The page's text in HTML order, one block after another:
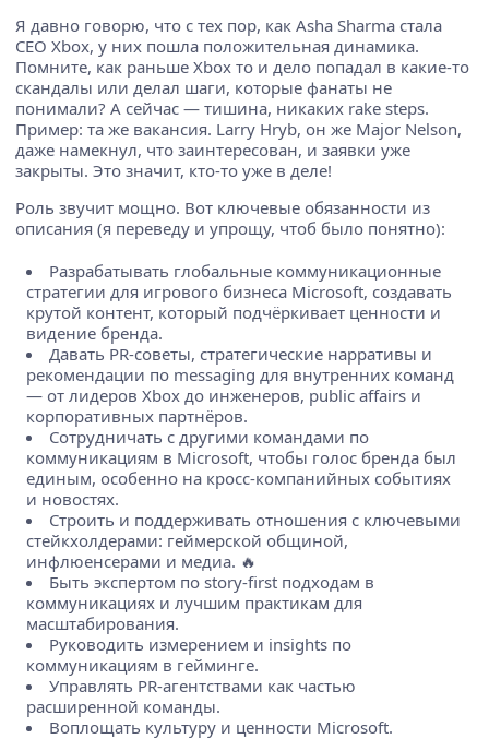
Я давно говорю, что с тех пор, как Asha Sharma стала
CEO Xbox, у них пошла положительная динамика.
Помните, как раньше Xbox то и дело попадал в какие-то
скандалы или делал шаги, которые фанаты не
понимали? А сейчас — тишина, никаких rake steps.
Пример: та же вакансия. Larry Hryb, он же Major Nelson,
даже намекнул, что заинтересован, и заявки уже
закрыты. Это значит, кто-то уже в деле!
Роль звучит мощно. Вот ключевые обязанности из
описания (я переведу и упрощу, чтоб было понятно):
Разрабатывать глобальные коммуникационные
стратегии для игрового бизнеса Microsoft, создавать
крутой контент, который подчёркивает ценности и
видение бренда.
Давать PR-советы, стратегические нарративы и
рекомендации по messaging для внутренних команд
— от лидеров Xbox до инженеров, public affairs и
корпоративных партнёров.
Сотрудничать с другими командами по
коммуникациям в Microsoft, чтобы голос бренда был
единым, особенно на кросс-компанийных событиях
и новостях.
Строить и поддерживать отношения с ключевыми
стейкхолдерами: геймерской общиной,
инфлюенсерами и медиа. 🔥
Быть экспертом по story-first подходам в
коммуникациях и лучшим практикам для
масштабирования.
Руководить измерением и insights по
коммуникациям в гейминге.
Управлять PR-агентствами как частью
расширенной команды.
Воплощать культуру и ценности Microsoft.